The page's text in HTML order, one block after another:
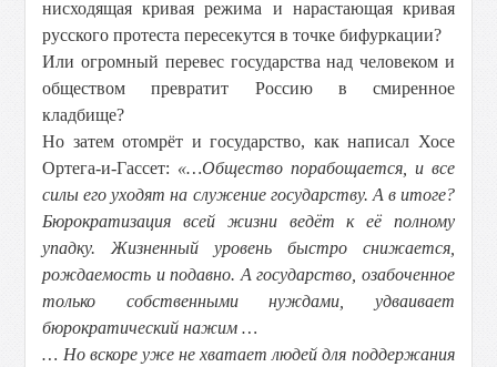
нисходящая кривая режима и нарастающая кривая
русского протеста пересекутся в точке бифуркации?
Или огромный перевес государства над человеком и
обществом превратит Россию в смиренное
кладбище?
Но затем отомрёт и государство, как написал Хосе
Ортега-и-Гассет: «…Общество порабощается, и все
силы его уходят на служение государству. А в итоге?
Бюрократизация всей жизни ведёт к её полному
упадку. Жизненный уровень быстро снижается,
рождаемость и подавно. А государство, озабоченное
только собственными нуждами, удваивает
бюрократический нажим …
… Но вскоре уже не хватает людей для поддержания